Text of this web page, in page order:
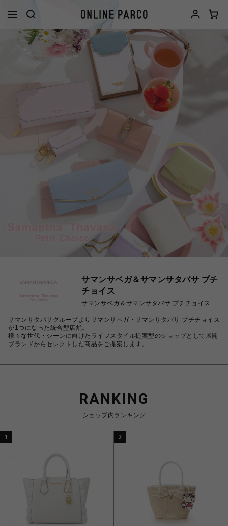
サマンサベガ＆サマンサタバサ プチ
チョイス
サマンサベガ＆サマンサタバサ プチチョイス
サマンサタバサグループよりサマンサベガ・サマンサタバサ プチチョイス
が1つになった統合型店舗。
様々な世代・シーンに向けたライフスタイル提案型のショップとして展開
ブランドからセレクトした商品をご提案します。
RANKING
ショップ内ランキング
1 2